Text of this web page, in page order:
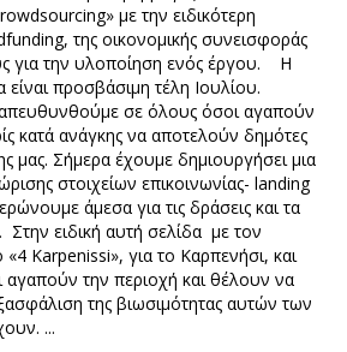
με την ειδικότερη
της οικονομικής συνεισφοράς
για την υλοποίηση ενός έργου. Η
προσβάσιμη τέλη Ιουλίου.
απευθυνθούμε σε όλους όσοι αγαπούν
κατά ανάγκης να αποτελούν δημότες
μας. Σήμερα έχουμε δημιουργήσει μια
στοιχείων επικοινωνίας- landing
άμεσα για τις δράσεις και τα
ειδική αυτή σελίδα με τον
«4 Karpenissi», για το Καρπενήσι, και
την περιοχή και θέλουν να
της βιωσιμότητας αυτών των
...